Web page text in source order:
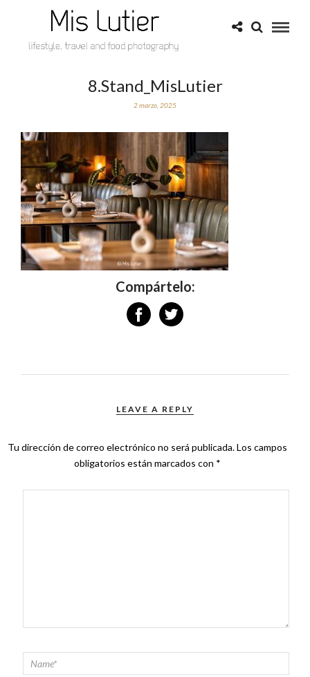
8.Stand_MisLutier
2 marzo, 2025
Compártelo:
LEAVE A REPLY
Tu dirección de correo electrónico no será publicada.Los campos
obligatorios están marcados con *